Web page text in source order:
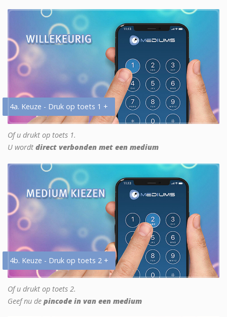
4a. Keuze - Druk op toets 1 +
Of u drukt op toets 1.
U wordt direct verbonden met een medium
4b. Keuze - Druk op toets 2 +
Of u drukt op toets 2.
Geef nu de pincode in van een medium